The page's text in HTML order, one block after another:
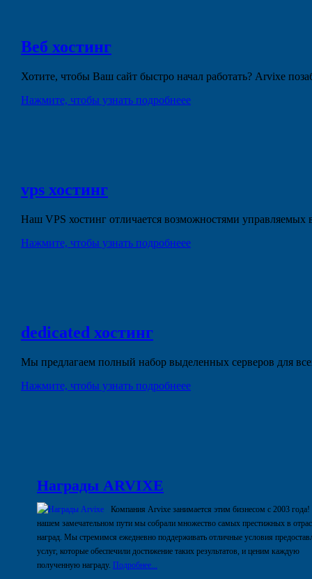
Веб хостинг
Хотите, чтобы Ваш сайт быстро начал работать? Arvixe
Нажмите, чтобы узнать подробнеее
vps хостинг
Наш VPS хостинг отличается возможностями
Нажмите, чтобы узнать подробнеее
dedicated хостинг
Мы предлагаем полный набор выделенных серверов для
Нажмите, чтобы узнать подробнеее
Награды ARVIXE
Компания Arvixe занимается этим бизнесом с 2003
нашем замечательном пути мы собрали множество самых престижных в
наград. Мы стремимся ежедневно поддерживать отличные условия
услуг, которые обеспечили достижение таких результатов, и ценим каждую
полученную награду. Подробнее...